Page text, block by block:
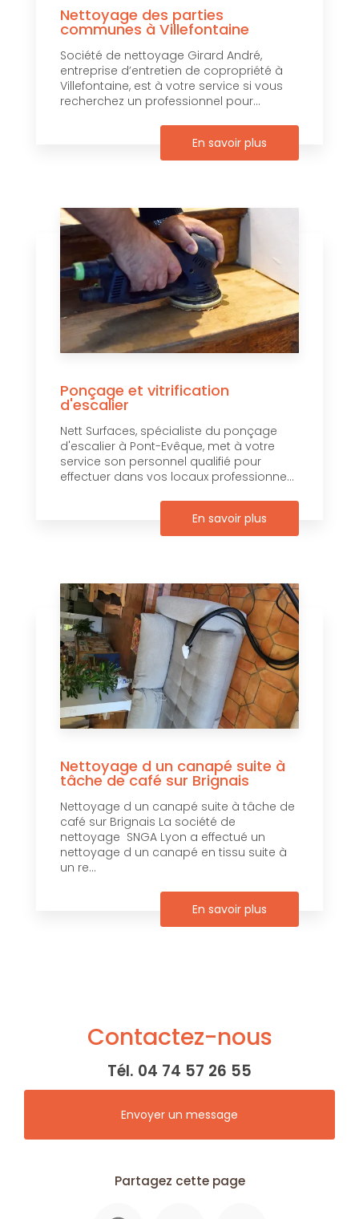
Nettoyage des parties
communes à Villefontaine
Société de nettoyage Girard André,
entreprise d’entretien de copropriété à
Villefontaine, est à votre service si vous
recherchez un professionnel pour...
En savoir plus
Ponçage et vitrification
d'escalier
Nett Surfaces, spécialiste du ponçage
d'escalier à Pont-Evêque, met à votre
service son personnel qualifié pour
effectuer dans vos locaux professionne...
En savoir plus
Nettoyage d un canapé suite à
tâche de café sur Brignais
Nettoyage d un canapé suite à tâche de
café sur Brignais La société de
nettoyage SNGA Lyon a effectué un
nettoyage d un canapé en tissu suite à
un re...
En savoir plus
Contactez-nous
Tél. 04 74 57 26 55
Envoyer un message
Partagez cette page